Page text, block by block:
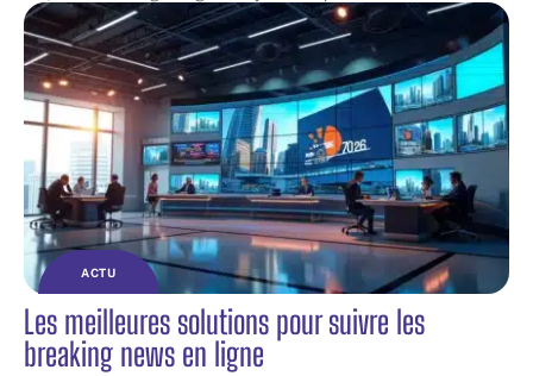
ACTU
Les meilleures solutions pour suivre les
breaking news en ligne